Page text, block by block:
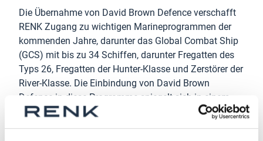
Die Übernahme von David Brown Defence verschafft
RENK Zugang zu wichtigen Marineprogrammen der
kommenden Jahre, darunter das Global Combat Ship
(GCS) mit bis zu 34 Schiffen, darunter Fregatten des
Typs 26, Fregatten der Hunter-Klasse und Zerstörer der
River-Klasse. Die Einbindung von David Brown
Defence in diese Programme spiegelt sich in einem
umfangreichen Auftragsbestand sowie einer starken